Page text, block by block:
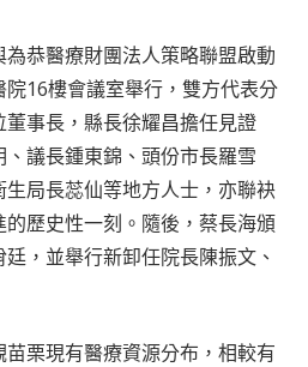
恭醫療財團法人策略聯盟啟動
16樓會議室舉行，雙方代表分
事長，縣長徐耀昌擔任見證
議長鍾東錦、頭份市長羅雪
局長蕊仙等地方人士，亦聯袂
歷史性一刻。隨後，蔡長海頒
，並舉行新卸任院長陳振文、
栗現有醫療資源分布，相較有